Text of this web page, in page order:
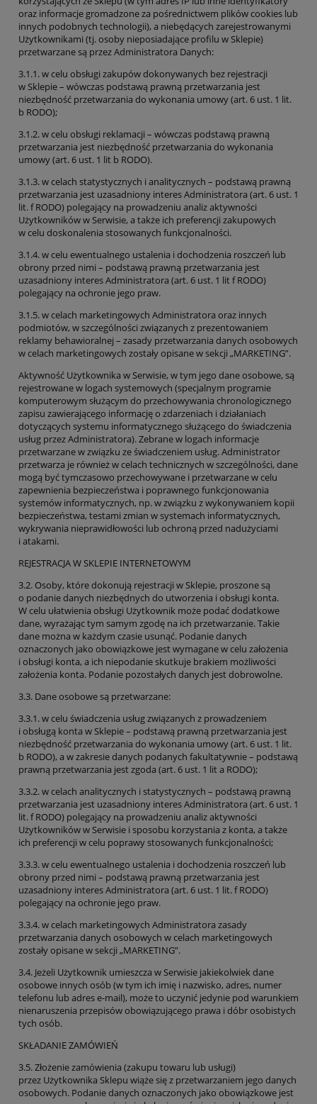
oraz informacje gromadzone za pośrednictwem plików cookies lub
innych podobnych technologii), a niebędących zarejestrowanymi
Użytkownikami (tj. osoby nieposiadające profilu w Sklepie)
przetwarzane są przez Administratora Danych:
3.1.1. w celu obsługi zakupów dokonywanych bez rejestracji
w Sklepie – wówczas podstawą prawną przetwarzania jest
niezbędność przetwarzania do wykonania umowy (art. 6 ust. 1 lit.
b RODO);
3.1.2. w celu obsługi reklamacji – wówczas podstawą prawną
przetwarzania jest niezbędność przetwarzania do wykonania
umowy (art. 6 ust. 1 lit b RODO).
3.1.3. w celach statystycznych i analitycznych – podstawą prawną
przetwarzania jest uzasadniony interes Administratora (art. 6 ust. 1
lit. f RODO) polegający na prowadzeniu analiz aktywności
Użytkowników w Serwisie, a także ich preferencji zakupowych
w celu doskonalenia stosowanych funkcjonalności.
3.1.4. w celu ewentualnego ustalenia i dochodzenia roszczeń lub
obrony przed nimi – podstawą prawną przetwarzania jest
uzasadniony interes Administratora (art. 6 ust. 1 lit f RODO)
polegający na ochronie jego praw.
3.1.5. w celach marketingowych Administratora oraz innych
podmiotów, w szczególności związanych z prezentowaniem
reklamy behawioralnej – zasady przetwarzania danych osobowych
w celach marketingowych zostały opisane w sekcji „MARKETING”.
Aktywność Użytkownika w Serwisie, w tym jego dane osobowe, są
rejestrowane w logach systemowych (specjalnym programie
komputerowym służącym do przechowywania chronologicznego
zapisu zawierającego informację o zdarzeniach i działaniach
dotyczących systemu informatycznego służącego do świadczenia
usług przez Administratora). Zebrane w logach informacje
przetwarzane w związku ze świadczeniem usług. Administrator
przetwarza je również w celach technicznych w szczególności, dane
mogą być tymczasowo przechowywane i przetwarzane w celu
zapewnienia bezpieczeństwa i poprawnego funkcjonowania
systemów informatycznych, np. w związku z wykonywaniem kopii
bezpieczeństwa, testami zmian w systemach informatycznych,
wykrywania nieprawidłowości lub ochroną przed nadużyciami
i atakami.
REJESTRACJA W SKLEPIE INTERNETOWYM
3.2. Osoby, które dokonują rejestracji w Sklepie, proszone są
o podanie danych niezbędnych do utworzenia i obsługi konta.
W celu ułatwienia obsługi Użytkownik może podać dodatkowe
dane, wyrażając tym samym zgodę na ich przetwarzanie. Takie
dane można w każdym czasie usunąć. Podanie danych
oznaczonych jako obowiązkowe jest wymagane w celu założenia
i obsługi konta, a ich niepodanie skutkuje brakiem możliwości
założenia konta. Podanie pozostałych danych jest dobrowolne.
3.3. Dane osobowe są przetwarzane:
3.3.1. w celu świadczenia usług związanych z prowadzeniem
i obsługą konta w Sklepie – podstawą prawną przetwarzania jest
niezbędność przetwarzania do wykonania umowy (art. 6 ust. 1 lit.
b RODO), a w zakresie danych podanych fakultatywnie – podstawą
prawną przetwarzania jest zgoda (art. 6 ust. 1 lit a RODO);
3.3.2. w celach analitycznych i statystycznych – podstawą prawną
przetwarzania jest uzasadniony interes Administratora (art. 6 ust. 1
lit. f RODO) polegający na prowadzeniu analiz aktywności
Użytkowników w Serwisie i sposobu korzystania z konta, a także
ich preferencji w celu poprawy stosowanych funkcjonalności;
3.3.3. w celu ewentualnego ustalenia i dochodzenia roszczeń lub
obrony przed nimi – podstawą prawną przetwarzania jest
uzasadniony interes Administratora (art. 6 ust. 1 lit. f RODO)
polegający na ochronie jego praw.
3.3.4. w celach marketingowych Administratora zasady
przetwarzania danych osobowych w celach marketingowych
zostały opisane w sekcji „MARKETING”.
3.4. Jeżeli Użytkownik umieszcza w Serwisie jakiekolwiek dane
osobowe innych osób (w tym ich imię i nazwisko, adres, numer
telefonu lub adres e-mail), może to uczynić jedynie pod warunkiem
nienaruszenia przepisów obowiązującego prawa i dóbr osobistych
tych osób.
SKŁADANIE ZAMÓWIEŃ
3.5. Złożenie zamówienia (zakupu towaru lub usługi)
przez Użytkownika Sklepu wiąże się z przetwarzaniem jego danych
osobowych. Podanie danych oznaczonych jako obowiązkowe jest